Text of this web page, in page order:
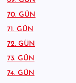
70. GÜN
71. GÜN
72. GÜN
73. GÜN
74. GÜN